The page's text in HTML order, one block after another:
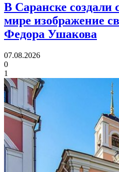
В Саранске создали
мире изображение
Федора Ушакова
07.08.2026
0
1